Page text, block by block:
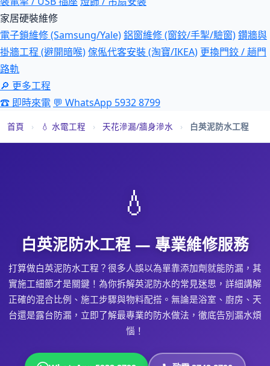
家居硬裝維修
電子鎖維修 (Samsung/Yale)鋁窗維修 (窗鉸/手掣/驗窗)鑽牆與
掛牆工程 (避開暗喉)傢俬代客安裝 (淘寶/IKEA) 更換門鉸 / 趟門
路軌
🔎 更多工程
☎ 即時來電 💬 WhatsApp 5932 8799
首頁 › 💧 水電工程 › 天花滲漏/牆身滲水 › 白英泥防水工程
💧
白英泥防水工程 — 專業維修服務
打算做白英泥防水工程？很多人誤以為單靠添加劑就能防漏，其
實施工細節才是關鍵！為你拆解英泥防水的常見迷思，詳細講解
正確的混合比例、施工步驟與物料配搭。無論是浴室、廚房、天
台還是露台防漏，立即了解最專業的防水做法，徹底告別漏水煩
惱！